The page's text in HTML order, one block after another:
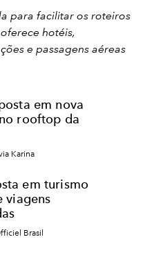
para facilitar os roteiros
hotéis,
e passagens aéreas
em nova
rooftop da
Karina
em turismo
viagens
Brasil